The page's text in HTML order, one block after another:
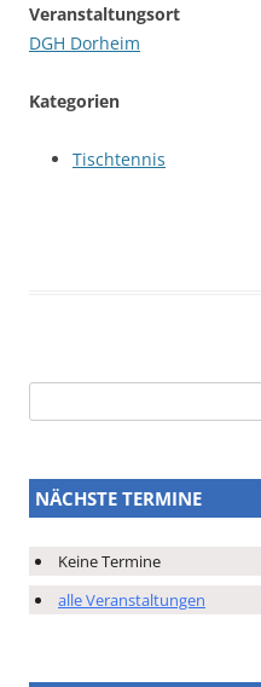
Veranstaltungsort
DGH Dorheim
Kategorien
Tischtennis
nach:
NÄCHSTE TERMINE
Keine Termine
alle Veranstaltungen